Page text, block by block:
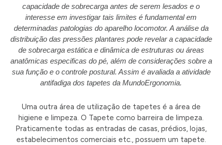
capacidade de sobrecarga antes de serem lesados e o
interesse em investigar tais limites é fundamental em
determinadas patologias do aparelho locomotor. A análise da
distribuição das pressões plantares pode revelar a capacidade
de sobrecarga estática e dinâmica de estruturas ou áreas
anatômicas especificas do pé, além de considerações sobre a
sua função e o controle postural. Assim é avaliada a atividade
antifadiga dos tapetes da MundoErgonomia.
Uma outra área de utilização de tapetes é a área de
higiene e limpeza. O Tapete como barreira de limpeza.
Praticamente todas as entradas de casas, prédios, lojas,
estabelecimentos comerciais etc., possuem um tapete.